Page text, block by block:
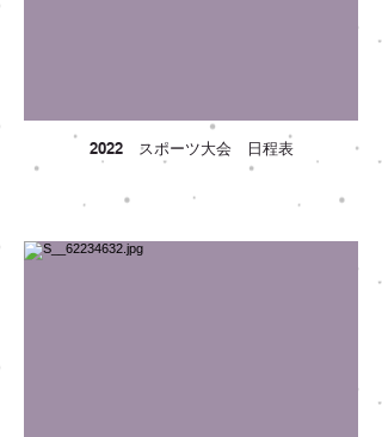
2022 スポーツ大会 日程表